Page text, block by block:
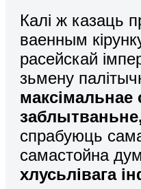
Калі ж казаць
ваенным
расейскай
зьмену
максімальнае
спрабуюць
самастойна
хлусьлівага